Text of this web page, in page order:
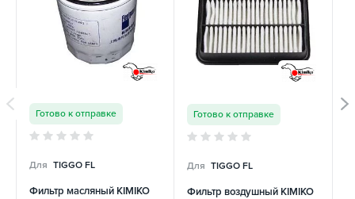
Готово к отправке
Для TIGGO FL
Фильтр масляный KIMIKO
Готово к отправке
Для TIGGO FL
Фильтр воздушный KIMIKO